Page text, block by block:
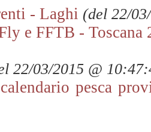
- Laghi (del 22/
e FFTB - Toscana
22/03/2015 @
pesca